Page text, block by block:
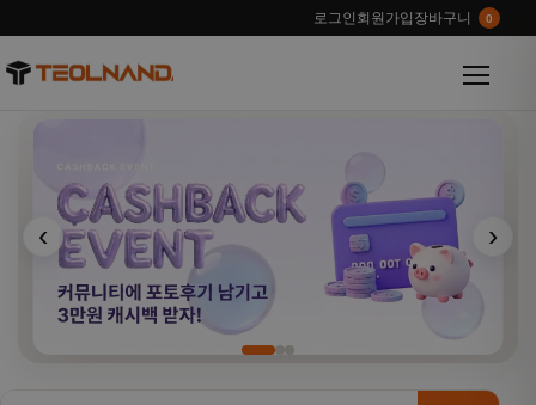
로그인 회원가입 장바구니 0
‹ ›